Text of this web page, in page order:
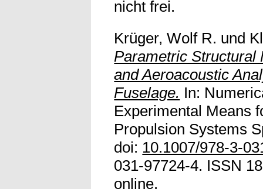
nicht frei.
Krüger, Wolf R. und
Parametric Structural
and Aeroacoustic
Fuselage. In:
Experimental Means
Propulsion Systems
doi: 10.1007/978-3-
031-97724-4. ISSN
online.